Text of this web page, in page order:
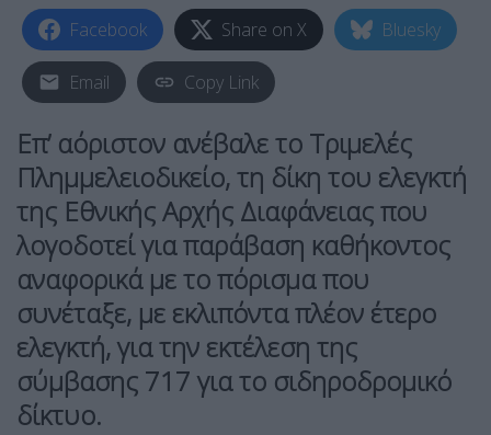
Facebook Share on X Bluesky
Email Copy Link
Επ’ αόριστον ανέβαλε το Τριμελές
Πλημμελειοδικείο, τη δίκη του ελεγκτή
της Εθνικής Αρχής Διαφάνειας που
λογοδοτεί για παράβαση καθήκοντος
αναφορικά με το πόρισμα που
συνέταξε, με εκλιπόντα πλέον έτερο
ελεγκτή, για την εκτέλεση της
σύμβασης 717 για το σιδηροδρομικό
δίκτυο.